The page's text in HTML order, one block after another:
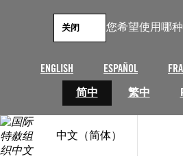
您希望使用哪
ENGLISH ESPAÑOL
简中
繁中
关闭
中文（简体）